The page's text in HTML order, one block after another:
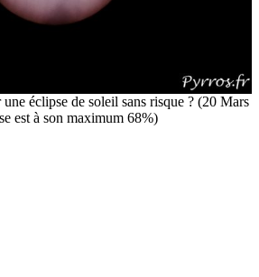
éclipse de soleil sans risque ? (20 Mars
est à son maximum 68%)